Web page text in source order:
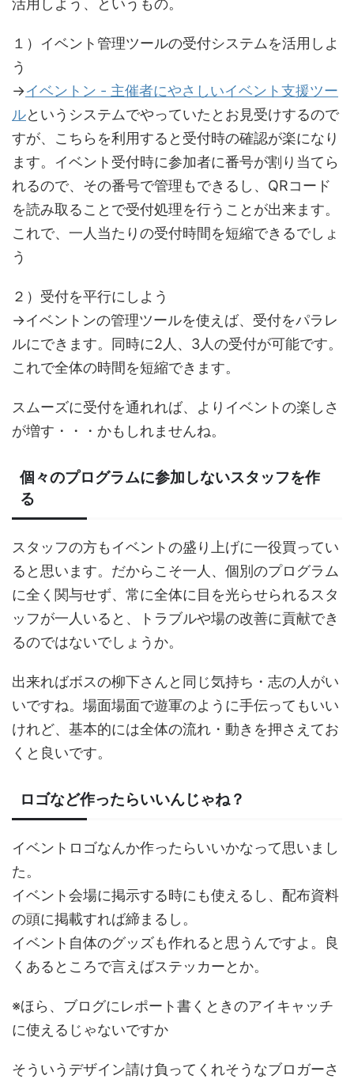
活用しよう、というもの。
１）イベント管理ツールの受付システムを活用しよ
う
→イベントン - 主催者にやさしいイベント支援ツー
ルというシステムでやっていたとお見受けするので
すが、こちらを利用すると受付時の確認が楽になり
ます。イベント受付時に参加者に番号が割り当てら
れるので、その番号で管理もできるし、QRコード
を読み取ることで受付処理を行うことが出来ます。
これで、一人当たりの受付時間を短縮できるでしょ
う
２）受付を平行にしよう
→イベントンの管理ツールを使えば、受付をパラレ
ルにできます。同時に2人、3人の受付が可能です。
これで全体の時間を短縮できます。
スムーズに受付を通れれば、よりイベントの楽しさ
が増す・・・かもしれませんね。
個々のプログラムに参加しないスタッフを作
る
スタッフの方もイベントの盛り上げに一役買ってい
ると思います。だからこそ一人、個別のプログラム
に全く関与せず、常に全体に目を光らせられるスタ
ッフが一人いると、トラブルや場の改善に貢献でき
るのではないでしょうか。
出来ればボスの柳下さんと同じ気持ち・志の人がい
いですね。場面場面で遊軍のように手伝ってもいい
けれど、基本的には全体の流れ・動きを押さえてお
くと良いです。
ロゴなど作ったらいいんじゃね？
イベントロゴなんか作ったらいいかなって思いまし
た。
イベント会場に掲示する時にも使えるし、配布資料
の頭に掲載すれば締まるし。
イベント自体のグッズも作れると思うんですよ。良
くあるところで言えばステッカーとか。
※ほら、ブログにレポート書くときのアイキャッチ
に使えるじゃないですか
そういうデザイン請け負ってくれそうなブロガーさ